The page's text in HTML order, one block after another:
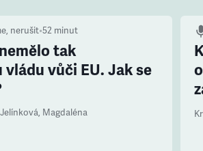
nerušit•52 minut
tak
vůči EU. Jak se
, Magdaléna